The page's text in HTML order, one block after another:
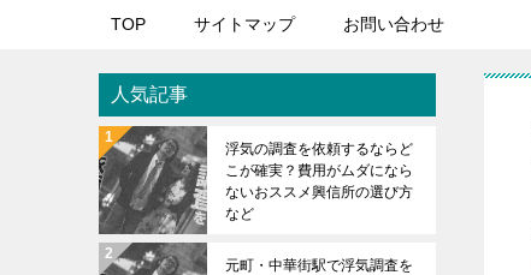
TOP サイトマップ お問い合わせ
人気記事
浮気の調査を依頼するならど
こが確実？費用がムダになら
ないおススメ興信所の選び方
など
元町・中華街駅で浮気調査を